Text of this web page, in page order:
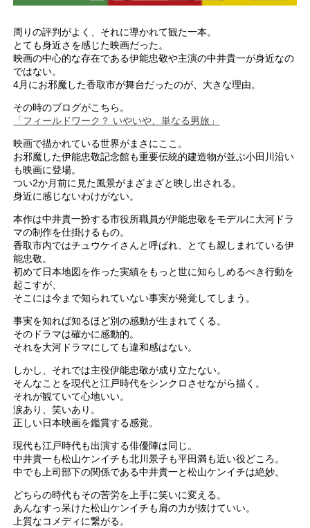
周りの評判がよく、それに導かれて観た一本。
とても身近さを感じた映画だった。
映画の中心的な存在である伊能忠敬や主演の中井貴一が身近なの
ではない。
4月にお邪魔した香取市が舞台だったのが、大きな理由。
その時のブログがこちら。
「フィールドワーク？ いやいや、単なる男旅」
映画で描かれている世界がまさにここ。
お邪魔した伊能忠敬記念館も重要伝統的建造物が並ぶ小田川沿い
も映画に登場。
つい2か月前に見た風景がまざまざと映し出される。
身近に感じないわけがない。
本作は中井貴一扮する市役所職員が伊能忠敬をモデルに大河ドラ
マの制作を仕掛けるもの。
香取市内ではチュウケイさんと呼ばれ、とても親しまれている伊
能忠敬。
初めて日本地図を作った実績をもっと世に知らしめるべき行動を
起こすが、
そこには今まで知られていない事実が発覚してしまう。
事実を知れば知るほど別の感動が生まれてくる。
そのドラマは確かに感動的。
それを大河ドラマにしても違和感はない。
しかし、それでは主役伊能忠敬が成り立たない。
そんなことを現代と江戸時代をシンクロさせながら描く。
それが観ていて心地いい。
涙あり、笑いあり。
正しい日本映画を鑑賞する感覚。
現代も江戸時代も出演する俳優陣は同じ。
中井貴一も松山ケンイチも北川景子も平田満も近い役どころ。
中でも上司部下の関係である中井貴一と松山ケンイチは絶妙。
どちらの時代もその苦労を上手に笑いに変える。
あんなすっ呆けた松山ケンイチも肩の力が抜けていい。
上質なコメディに繋がる。